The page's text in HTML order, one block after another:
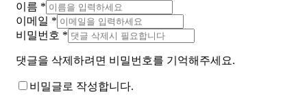
이름 *
이메일 *
비밀번호 *
댓글을 삭제하려면 비밀번호를 기억해주세요.
비밀글로 작성합니다.